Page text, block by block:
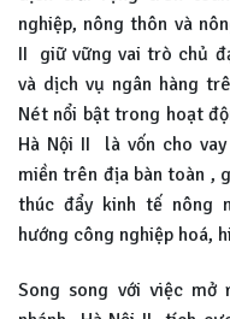
nghiệp, nông thôn và
II giữ vững vai trò chủ
và dịch vụ ngân hàng
Nét nổi bật trong hoạt
Hà Nội II là vốn cho
miền trên địa bàn toàn ,
thúc đẩy kinh tế nông
hướng công nghiệp hoá,
Song song với việc mở